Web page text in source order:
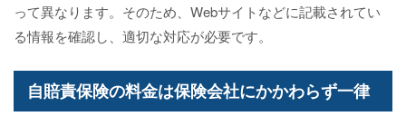
って異なります。そのため、Webサイトなどに記載されてい
る情報を確認し、適切な対応が必要です。
自賠責保険の料金は保険会社にかかわらず一律